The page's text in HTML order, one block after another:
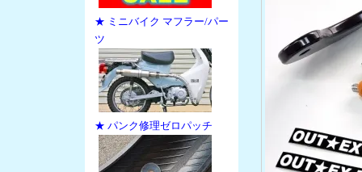
★ ミニバイク マフラー/パー
ツ
★ パンク修理ゼロパッチ